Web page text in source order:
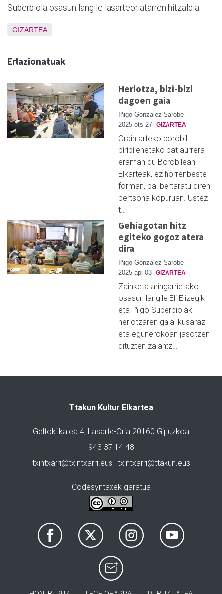
Suberbiola osasun langile lasarteoriatarren hitzaldia.
GIZARTEA
Erlazionatuak
Heriotza, bizi-bizi
dagoen gaia
Iñigo Gonzalez Sarobe
2025 ots 27 GIZARTEA
Orain arteko borobil
biribilenetako bat aurrera
eraman du Borobilean
Elkarteak, ez horrenbeste
forman, bai bertaratu diren
pertsona kopuruan. Ustez
t…
Gehiagotan hitz
egiteko gogoz atera
dira
Iñigo Gonzalez Sarobe
2025 api 03 GIZARTEA
Zainketa aringarrietako
osasun langile Eli Elizegik
eta Iñigo Suberbiolak
heriotzaren gaia ikusarazi
eta egunerokoan jasotzen
dituzten zalantz…
Ttakun Kultur Elkartea
Geltoki kalea 4, Lasarte-Oria 20160 Gipuzkoa
943 37 14 48
txintxarri@txintxarri.eus | txintxarri@ttakun.eus
Codesyntaxek garatua